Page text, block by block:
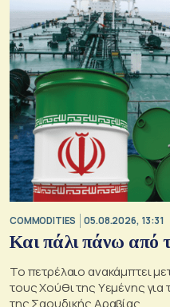
COMMODITIES 05.08.2026, 13:31
Και πάλι πάνω από
Το πετρέλαιο ανακάμπτει
τους Χούθι της Υεμένης
της Σαουδικής Αραβίας